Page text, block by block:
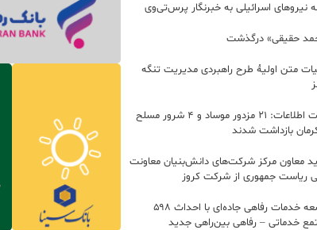
نیروهای اسرائیلی به خبرنگار پرس‌تی‌وی
حقیقی» درگذشت
متن اولیۀ طرح راهبردی مدیریت تنگه
وزارت اطلاعات: ۲۱ مزدور موساد و ۴ شرور مسلح
بازداشت شدند
معاون مرکز شرکت‌های دانش‌بنیان معاونت
ریاست جمهوری از شرکت کروز
توسعه خدمات رفاهی جاده‌ای با احداث ۵۹۸
خدماتی – رفاهی بین‌راهی جدید